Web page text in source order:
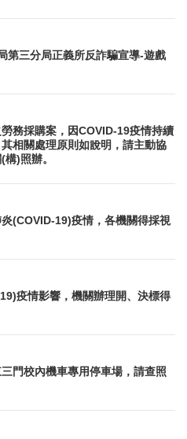
第三分局正義所反詐騙宣導-遊戲
務採購案，因COVID-19疫情持續
相關處理原則如說明，請主動協
)照辦。
(COVID-19)疫情，各機關得採視
疫情影響，機關辦理開、決標得
門校內機車專用停車場，請查照